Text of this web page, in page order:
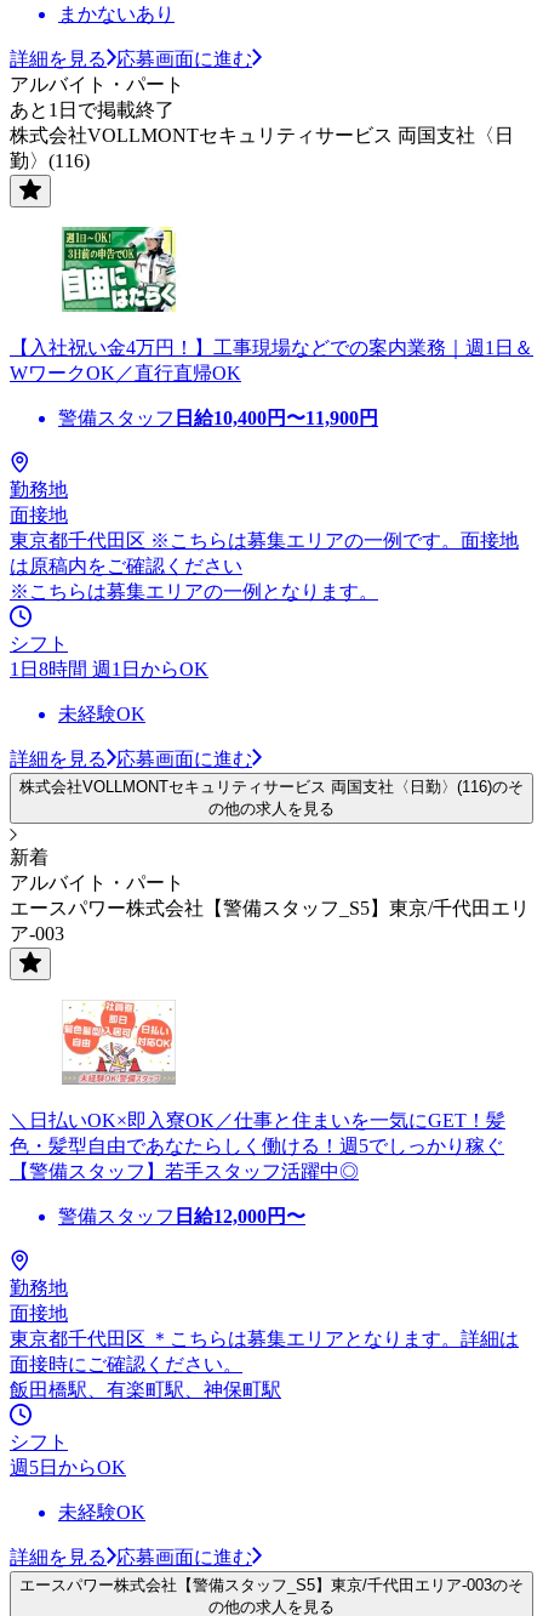
まかないあり
詳細を見る
応募画面に進む
アルバイト・パート
あと1日で掲載終了
株式会社VOLLMONTセキュリティサービス 両国支社〈日
勤〉(116)
【入社祝い金4万円！】工事現場などでの案内業務｜週1日＆
WワークOK／直行直帰OK
警備スタッフ 日給10,400円〜11,900円
勤務地
面接地
東京都千代田区 ※こちらは募集エリアの一例です。面接地
は原稿内をご確認ください
※こちらは募集エリアの一例となります。
シフト
1日8時間 週1日からOK
未経験OK
詳細を見る 応募画面に進む
株式会社VOLLMONTセキュリティサービス 両国支社〈日勤〉(116)のそ
の他の求人を見る
新着
アルバイト・パート
エースパワー株式会社【警備スタッフ_S5】東京/千代田エリ
ア-003
＼日払いOK×即入寮OK／仕事と住まいを一気にGET！髪
色・髪型自由であなたらしく働ける！週5でしっかり稼ぐ
【警備スタッフ】若手スタッフ活躍中◎
警備スタッフ 日給12,000円〜
勤務地
面接地
東京都千代田区 ＊こちらは募集エリアとなります。詳細は
面接時にご確認ください。
飯田橋駅、有楽町駅、神保町駅
シフト
週5日からOK
未経験OK
詳細を見る 応募画面に進む
エースパワー株式会社【警備スタッフ_S5】東京/千代田エリア-003のそ
の他の求人を見る